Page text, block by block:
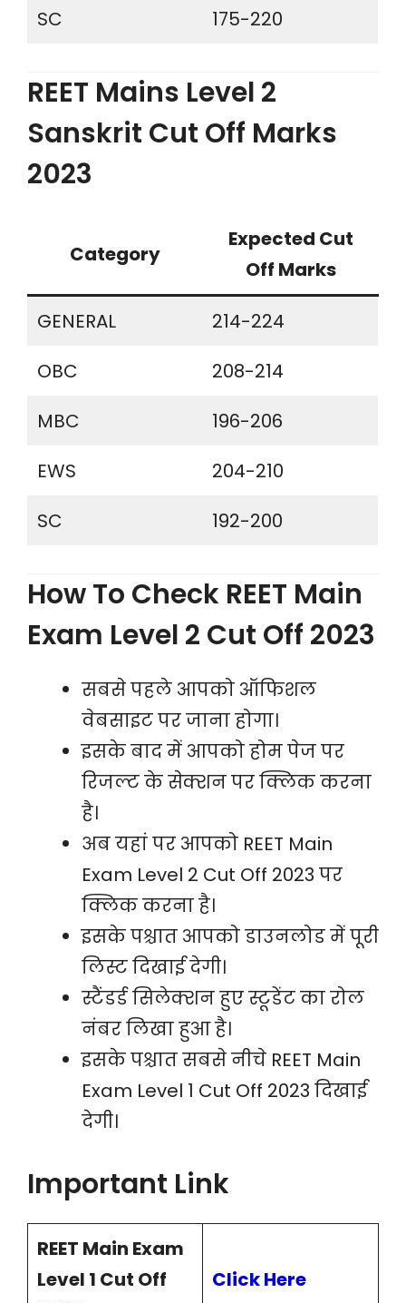
SC 175-220
REET Mains Level 2
Sanskrit Cut Off Marks
2023
Category
Expected Cut
Off Marks
GENERAL
214-224
OBC
208-214
MBC
196-206
EWS
204-210
SC
192-200
How To Check REET Main
Exam Level 2 Cut Off 2023
सबसे पहले आपको ऑफिशल
वेबसाइट पर जाना होगा।
इसके बाद में आपको होम पेज पर
रिजल्ट के सेक्शन पर क्लिक करना
है।
अब यहां पर आपको REET Main
Exam Level 2 Cut Off 2023 पर
क्लिक करना है।
इसके पश्चात आपको डाउनलोड में पूरी
लिस्ट दिखाई देगी।
स्टैंडर्ड सिलेक्शन हुए स्टूडेंट का रोल
नंबर लिखा हुआ है।
इसके पश्चात सबसे नीचे REET Main
Exam Level 1 Cut Off 2023 दिखाई
देगी।
Important Link
REET Main Exam
Level 1 Cut Off
Click Here